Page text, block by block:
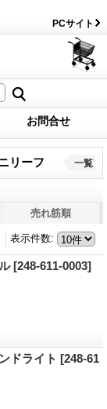
PCサイト
お問合せ
リーフ 一覧
売れ筋順
表示件数:
[248-611-0003]
ドライト [248-61